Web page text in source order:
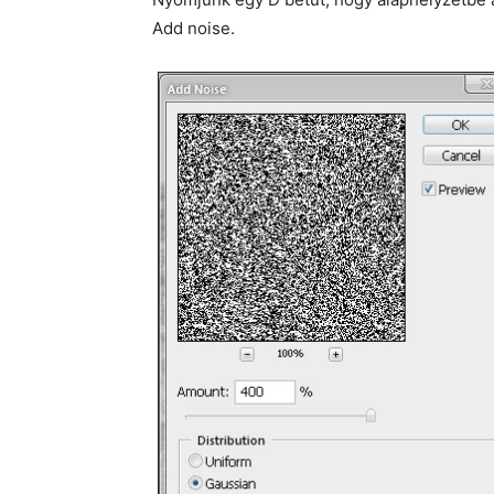
Add noise.